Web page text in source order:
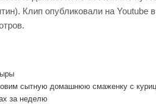
Клип опубликовали на Youtube
сытную домашнюю смаженку с
за неделю